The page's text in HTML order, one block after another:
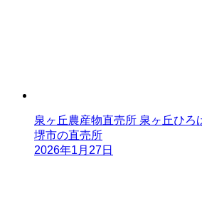
泉ヶ丘農産物直売所 泉ヶ丘ひろ
堺市の直売所
2026年1月27日